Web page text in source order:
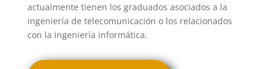
actualmente tienen los graduados asociados a la
ingeniería de telecomunicación o los relacionados
con la ingeniería informática.